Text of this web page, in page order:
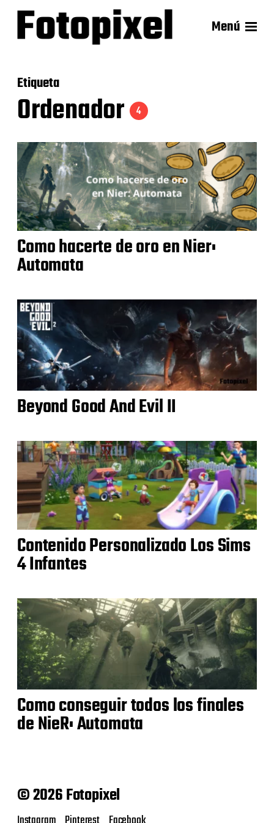
Menú
Etiqueta
Ordenador 4
Como hacerte de oro en Nier:
Automata
Beyond Good And Evil II
Contenido Personalizado Los Sims
4 Infantes
Como conseguir todos los finales
de NieR: Automata
© 2026 Fotopixel